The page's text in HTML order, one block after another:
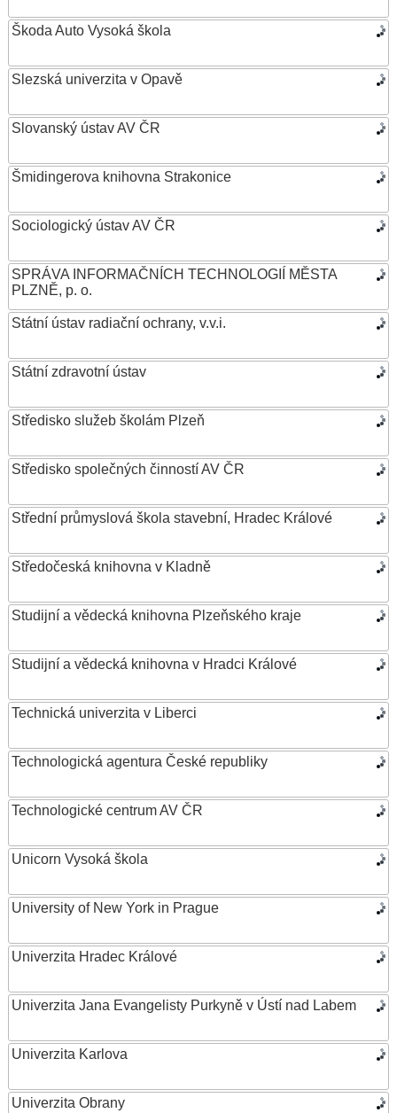
Škoda Auto Vysoká škola
Slezská univerzita v Opavě
Slovanský ústav AV ČR
Šmidingerova knihovna Strakonice
Sociologický ústav AV ČR
SPRÁVA INFORMAČNÍCH TECHNOLOGIÍ MĚSTA
PLZNĚ, p. o.
Státní ústav radiační ochrany, v.v.i.
Státní zdravotní ústav
Středisko služeb školám Plzeň
Středisko společných činností AV ČR
Střední průmyslová škola stavební, Hradec Králové
Středočeská knihovna v Kladně
Studijní a vědecká knihovna Plzeňského kraje
Studijní a vědecká knihovna v Hradci Králové
Technická univerzita v Liberci
Technologická agentura České republiky
Technologické centrum AV ČR
Unicorn Vysoká škola
University of New York in Prague
Univerzita Hradec Králové
Univerzita Jana Evangelisty Purkyně v Ústí nad Labem
Univerzita Karlova
Univerzita Obrany